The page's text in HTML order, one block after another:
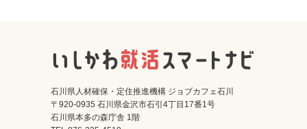
石川県人材確保・定住推進機構 ジョブカフェ石川
〒920-0935 石川県金沢市石引4丁目17番1号
石川県本多の森庁舎 1階